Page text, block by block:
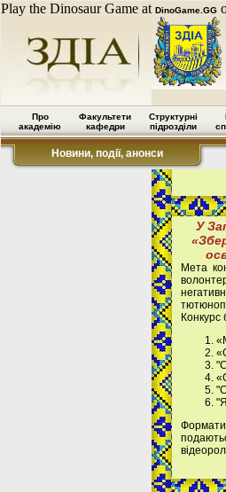
Play the Dinosaur Game at DinoGame.GG
Про
академію
Факультети
кафедри
Структурні
підрозділи
Новини, події, анонси
У
Мета
Конкурс